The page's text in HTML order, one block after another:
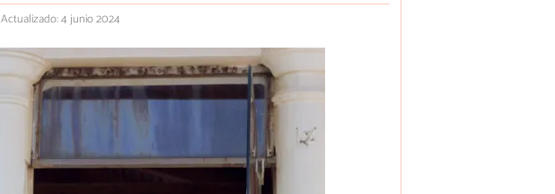
Actualizado: 4 junio 2024